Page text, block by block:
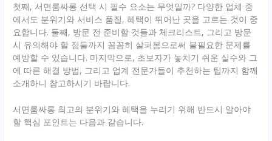
첫째, 서면룸싸롱 선택 시 필수 요소는 무엇일까? 다양한 업체 중
에서도 분위기와 서비스 품질, 혜택이 뛰어난 곳을 고르는 것이 중
요합니다. 둘째, 방문 전 준비할 것들과 체크리스트, 그리고 방문
시 유의해야 할 점들까지 꼼꼼히 살펴봄으로써 불필요한 문제를
예방할 수 있습니다. 마지막으로, 초보자가 놓치기 쉬운 실수와 그
에 따른 해결 방법, 그리고 업계 전문가들이 추천하는 팁까지 함께
소개하니 참고하시기 바랍니다.
서면룸싸롱 최고의 분위기와 혜택을 누리기 위해 반드시 알아야
할 핵심 포인트는 다음과 같습니다.